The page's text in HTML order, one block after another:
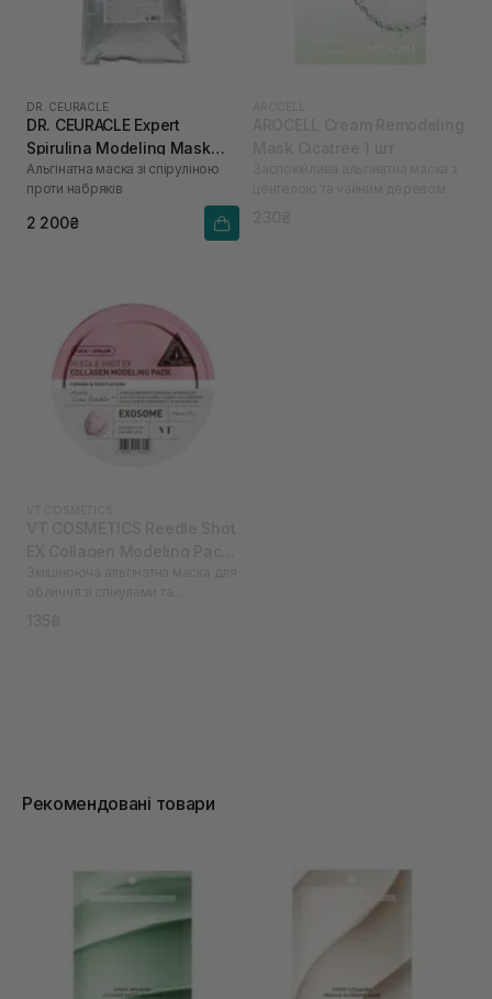
DR. CEURACLE
DR. CEURACLE Expert
Spirulina Modeling Mask
1000 г
Альгінатна маска зі спіруліною
проти набряків
2 200₴
Рекомендовані товари